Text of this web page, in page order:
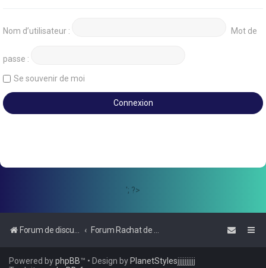
Nom d’utilisateur : Mot de
passe :
Se souvenir de moi
'; ?>
Forum de discussions sur le Regroupement de Crédits et le Rachat de Crédits
Powered byphpBB™ • Design byPlanetStylesjjjjjjjjjj